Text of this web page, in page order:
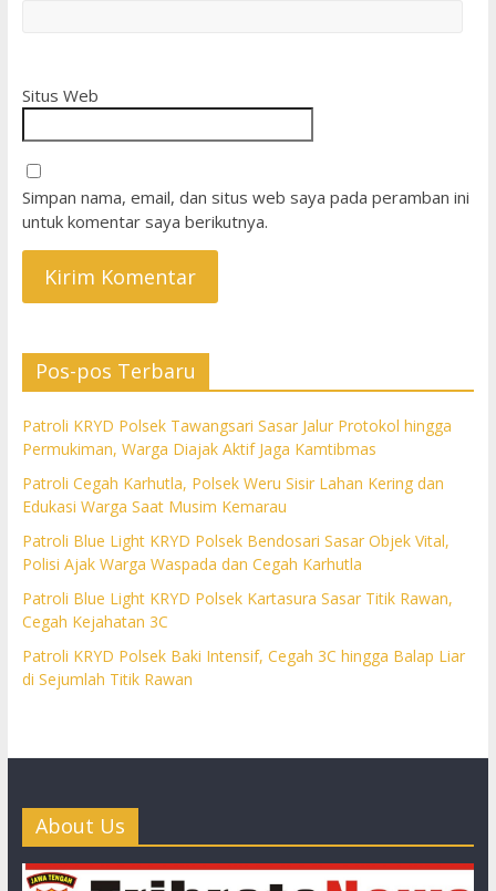
Situs Web
Simpan nama, email, dan situs web saya pada peramban ini
untuk komentar saya berikutnya.
Pos-pos Terbaru
Patroli KRYD Polsek Tawangsari Sasar Jalur Protokol hingga
Permukiman, Warga Diajak Aktif Jaga Kamtibmas
Patroli Cegah Karhutla, Polsek Weru Sisir Lahan Kering dan
Edukasi Warga Saat Musim Kemarau
Patroli Blue Light KRYD Polsek Bendosari Sasar Objek Vital,
Polisi Ajak Warga Waspada dan Cegah Karhutla
Patroli Blue Light KRYD Polsek Kartasura Sasar Titik Rawan,
Cegah Kejahatan 3C
Patroli KRYD Polsek Baki Intensif, Cegah 3C hingga Balap Liar
di Sejumlah Titik Rawan
About Us